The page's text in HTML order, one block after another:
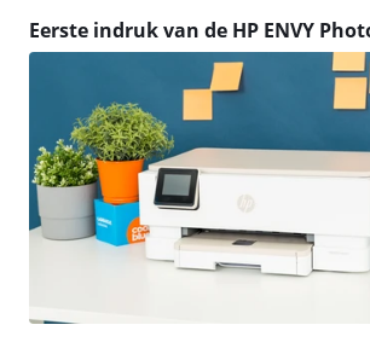
Eerste indruk van de HP ENVY